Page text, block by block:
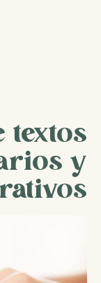
textos
y